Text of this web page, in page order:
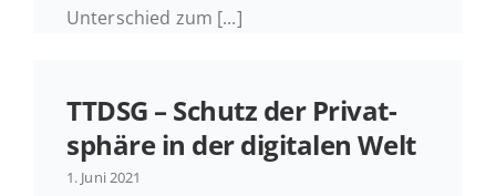
Un­ter­schied zum [...]
TTDSG – Schutz der Pri­vat­
sphä­re in der di­gi­ta­len Welt
1. Juni 2021